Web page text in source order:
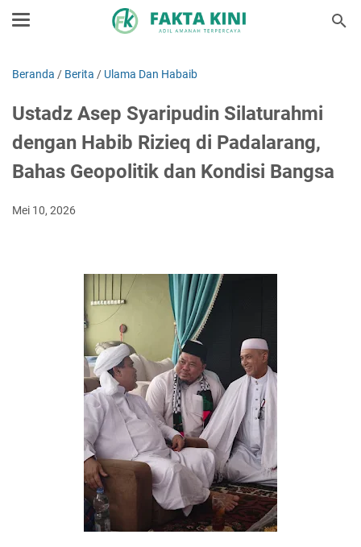
Beranda / Berita / Ulama Dan Habaib
Ustadz Asep Syaripudin Silaturahmi
dengan Habib Rizieq di Padalarang,
Bahas Geopolitik dan Kondisi Bangsa
Mei 10, 2026